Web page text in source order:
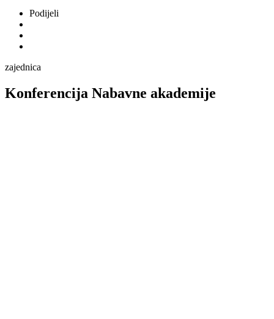
Podijeli
zajednica
Konferencija Nabavne akademije